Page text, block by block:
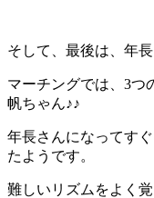
そして、最後は、年
マーチングでは、3
帆ちゃん♪♪
年長さんになってす
たようです。
難しいリズムをよく